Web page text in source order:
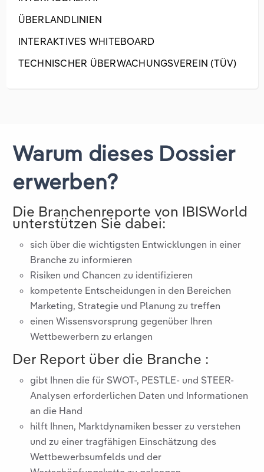
ÜBERLANDLINIEN
INTERAKTIVES WHITEBOARD
TECHNISCHER ÜBERWACHUNGSVEREIN (TÜV)
Warum dieses Dossier
erwerben?
Die Branchenreporte von IBISWorld
unterstützen Sie dabei:
sich über die wichtigsten Entwicklungen in einer
Branche zu informieren
Risiken und Chancen zu identifizieren
kompetente Entscheidungen in den Bereichen
Marketing, Strategie und Planung zu treffen
einen Wissensvorsprung gegenüber Ihren
Wettbewerbern zu erlangen
Der Report über die Branche :
gibt Ihnen die für SWOT-, PESTLE- und STEER-
Analysen erforderlichen Daten und Informationen
an die Hand
hilft Ihnen, Marktdynamiken besser zu verstehen
und zu einer tragfähigen Einschätzung des
Wettbewerbsumfelds und der